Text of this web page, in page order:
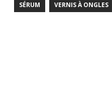
SÉRUM VERNIS À ONGLES